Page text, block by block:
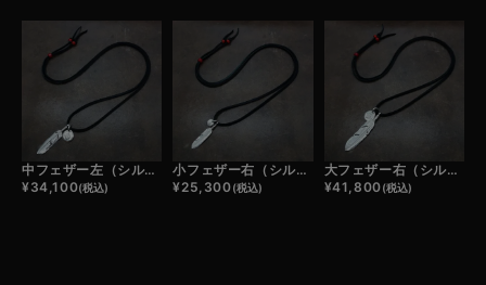
中フェザー左（シルバー）×小メタルチャーム×鹿革紐×アンティークビーズ/ネックレスカスタム
¥34,100(税込)
小フェザー右（シルバー）×極小メタルチャーム×鹿革紐×アンティークビーズ/ネックレスカスタム
¥25,300(税込)
大フェザー右（シルバー）×小メタルチャーム×鹿革紐×アンティークビーズ/ネックレスカスタム
¥41,800(税込)